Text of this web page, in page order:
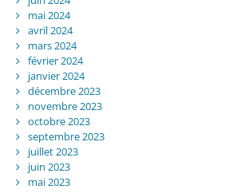
mai 2024
avril 2024
mars 2024
février 2024
janvier 2024
décembre 2023
novembre 2023
octobre 2023
septembre 2023
juillet 2023
juin 2023
mai 2023